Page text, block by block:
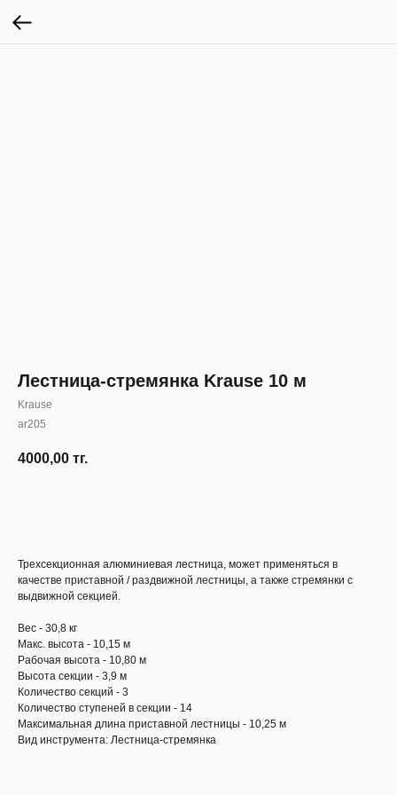
Лестница-стремянка Krause 10 м
Krause
ar205
4000,00 тг.
Трехсекционная алюминиевая лестница, может применяться в
качестве приставной / раздвижной лестницы, а также стремянки с
выдвижной секцией.
Вес - 30,8 кг
Макс. высота - 10,15 м
Рабочая высота - 10,80 м
Высота секции - 3,9 м
Количество секций - 3
Количество ступеней в секции - 14
Максимальная длина приставной лестницы - 10,25 м
Вид инструмента: Лестница-стремянка